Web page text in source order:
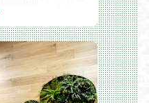
発経験（AWS、
経験
に一度、開催月に
ター＆エンジニ
ィーを行っていま
施設、レストラ
割引あり
や演劇チケット、
など）
い会社を目指し
厚生など様々な制
フバランスのとれ
また社員の産休・
ています！安心し
た環境です。
界選手権を執り行
。
タイトルとしたe
立案から実施運営
体制を構築しなが
の楽しさをお客様